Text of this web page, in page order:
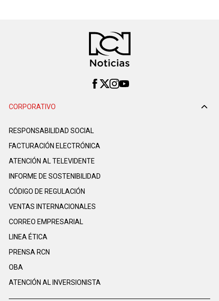
CORPORATIVO
RESPONSABILIDAD SOCIAL
FACTURACIÓN ELECTRÓNICA
ATENCIÓN AL TELEVIDENTE
INFORME DE SOSTENIBILIDAD
CÓDIGO DE REGULACIÓN
VENTAS INTERNACIONALES
CORREO EMPRESARIAL
LINEA ÉTICA
PRENSA RCN
OBA
ATENCIÓN AL INVERSIONISTA